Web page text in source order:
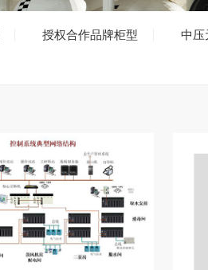
授权合作品牌柜型 中压